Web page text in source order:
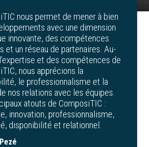
nous permet de mener à bien
avec une dimension
innovante, des compétences
et un réseau de partenaires. Au-
et des compétences de
nous apprécions la
le professionnalisme et la
nos relations avec les équipes.
atouts de ComposiTIC :
innovation, professionnalisme,
disponibilité et relationnel.